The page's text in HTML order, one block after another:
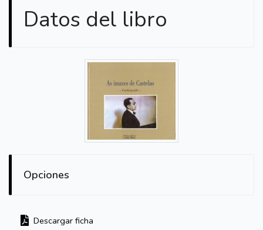
Datos del libro
Opciones
Descargar ficha